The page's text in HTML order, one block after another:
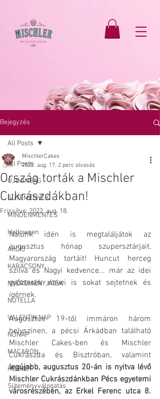
Bejegyzés
All Posts
ÚJDONSÁG
SÜTEMÉNYEK
MINDENMENTES
Halloween
AKCIÓ
KARÁCSONY
NYEREMÉNYJÁTÉK
NUTELLA
VALENTIN NAP
NŐNAP
MACARON
HÚSVÉT
Süteményválogatás
All Posts
Ország torták a Mischler
Cukrászdákban!
MischlerCakes
2022. aug. 17. 2 perc olvasás
Frissítve:2022. aug. 18.
Nálunk idén is megtaláljátok az
augusztus hónap szupersztárjait,
Magyarország tortáit! Huncut herceg
szilva és Nagyi kedvence... már az idei
győztesek nevei is sokat sejtetnek és
ígérnek.
Augusztus 19-től immáron három
helyszínen, a pécsi Árkádban található
Mischler Cakes-ben és Mischler
legújabb, augusztus 20-án is nyitva lévő
Mischler Cukrászdánkban Pécs egyetemi
városrészében, az Erkel Ferenc utca 8.